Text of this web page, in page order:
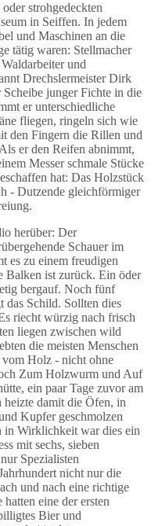
strohgedeckten
in Seiffen. In jedem
und Maschinen an die
tätig waren: Stellmacher
und
Drechslermeister Dirk
Scheibe junger Fichte in die
er unterschiedliche
fliegen, ringeln sich wie
den Fingern die Rillen und
er den Reifen abnimmt,
Messer schmale Stücke
hat: Das Holzstück
- Dutzende gleichförmiger
herüber: Der
Schauer im
es zu einem freudigen
Balken ist zurück. Ein öder
bergauf. Noch fünf
das Schild. Sollten dies
riecht würzig nach frisch
liegen zwischen wild
die meisten Menschen
Holz - nicht ohne
Zum Holzwurm und Auf
ein paar Tage zuvor am
damit die Öfen, in
Kupfer geschmolzen
in Wirklichkeit war dies ein
mit sechs, sieben
Spezialisten
nicht nur die
und nach eine richtige
eine der ersten
Bier und